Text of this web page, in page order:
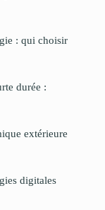
: qui choisir
durée :
extérieure
digitales